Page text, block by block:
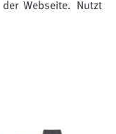
Webseite. Nutzt